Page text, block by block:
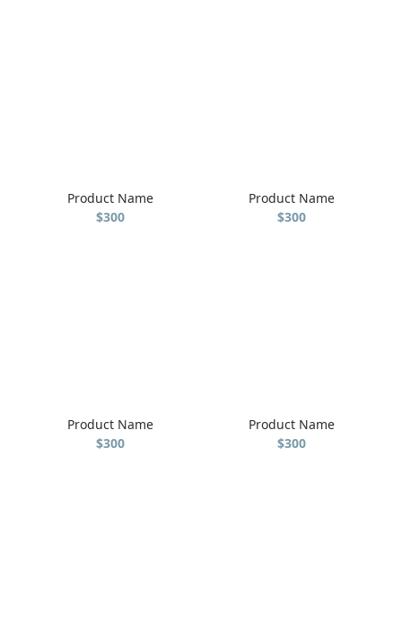
Product Name
$300
Product Name
$300
Product Name
$300
Product Name
$300